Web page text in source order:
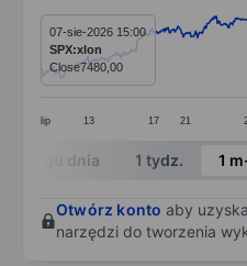
The chart has 1 X axis
The chart has 1 Y axis
lip 13 17 21
07-sie-2026 15:00
SPX:xlon
Close7480,00
End of interactive chart.
W ciągu dnia 1 tydz. 1
Otwórz konto aby
narzędzi do tworzenia